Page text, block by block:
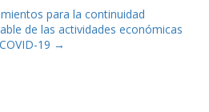
para la continuidad
de las actividades económicas
19 →